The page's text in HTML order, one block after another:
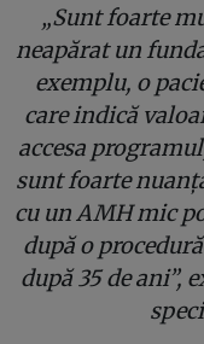
„Sunt foarte
neapărat un
exemplu, o
care indică
accesa
sunt foarte
cu un AMH mic
după o
după 35 de ani”,